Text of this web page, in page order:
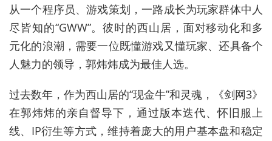
从一个程序员、游戏策划，一路成长为玩家群体中人
尽皆知的“GWW”。彼时的西山居，面对移动化和多
元化的浪潮，需要一位既懂游戏又懂玩家、还具备个
人魅力的领导，郭炜炜成为最佳人选。
过去数年，作为西山居的“现金牛”和灵魂，《剑网3》
在郭炜炜的亲自督导下，通过版本迭代、怀旧服上
线、 IP衍生等方式，维持着庞大的用户基本盘和稳定